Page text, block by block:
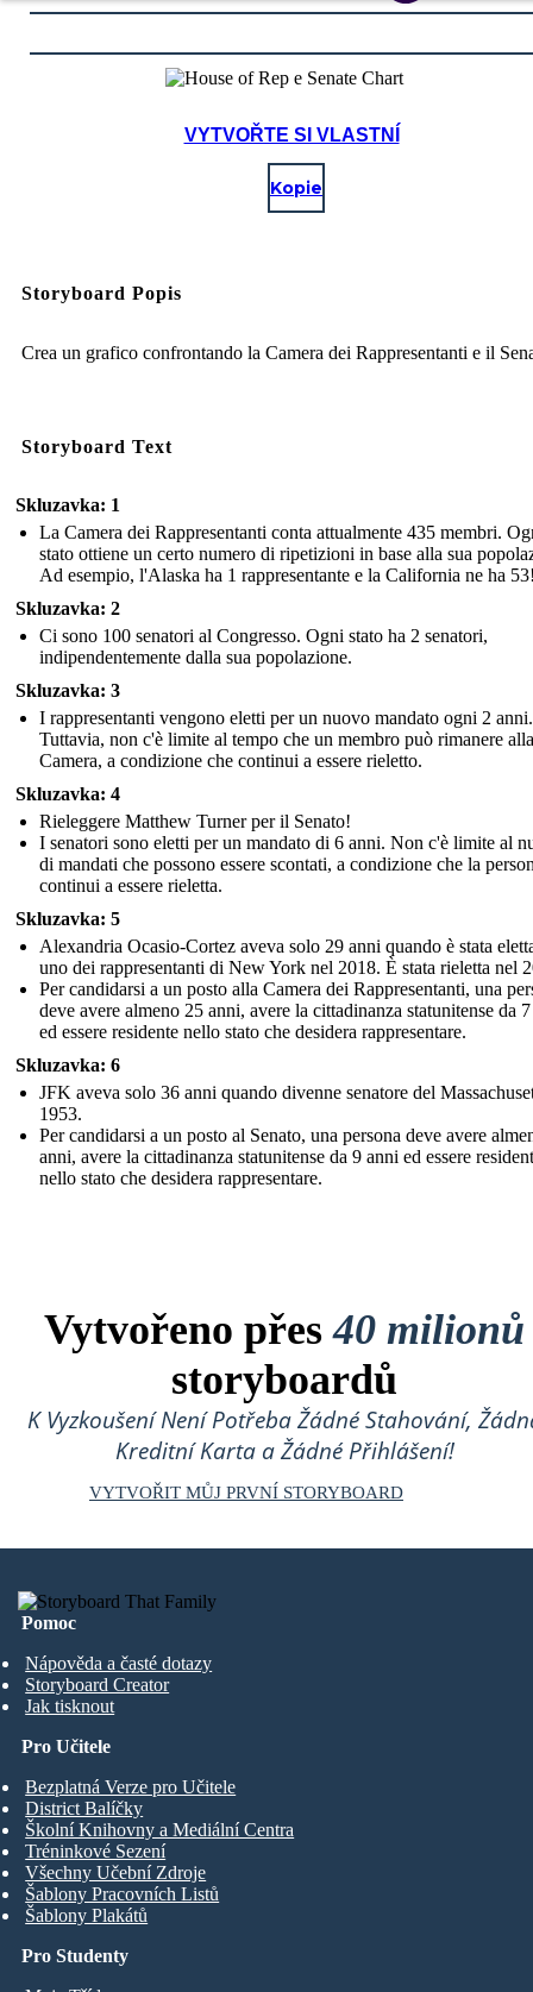
VYTVOŘTE SI VLASTNÍ
Kopie
Storyboard Popis
Crea un grafico confrontando la Camera dei Rappresentanti e il
Storyboard Text
Skluzavka: 1
La Camera dei Rappresentanti conta attualmente 435 membri.
stato ottiene un certo numero di ripetizioni in base alla sua
Ad esempio, l'Alaska ha 1 rappresentante e la California ne ha
Skluzavka: 2
Ci sono 100 senatori al Congresso. Ogni stato ha 2 senatori,
indipendentemente dalla sua popolazione.
Skluzavka: 3
I rappresentanti vengono eletti per un nuovo mandato ogni 2 anni.
Tuttavia, non c'è limite al tempo che un membro può rimanere alla
Camera, a condizione che continui a essere rieletto.
Skluzavka: 4
Rieleggere Matthew Turner per il Senato!
I senatori sono eletti per un mandato di 6 anni. Non c'è limite al
di mandati che possono essere scontati, a condizione che la
continui a essere rieletta.
Skluzavka: 5
Alexandria Ocasio-Cortez aveva solo 29 anni quando è stata
uno dei rappresentanti di New York nel 2018. È stata rieletta nel
Per candidarsi a un posto alla Camera dei Rappresentanti, una
deve avere almeno 25 anni, avere la cittadinanza statunitense da
ed essere residente nello stato che desidera rappresentare.
Skluzavka: 6
JFK aveva solo 36 anni quando divenne senatore del
1953.
Per candidarsi a un posto al Senato, una persona deve avere
anni, avere la cittadinanza statunitense da 9 anni ed essere
nello stato che desidera rappresentare.
Vytvořeno přes40 milionů
storyboardů
K Vyzkoušení Není Potřeba Žádné Stahování,
Kreditní Karta a Žádné Přihlášení!
VYTVOŘIT MŮJ PRVNÍ STORYBOARD
Pomoc
Nápověda a časté dotazy
Storyboard Creator
Jak tisknout
Pro Studenty
Pro Učitele
Bezplatná Verze pro Učitele
District Balíčky
Školní Knihovny a Mediální Centra
Tréninkové Sezení
Všechny Učební Zdroje
Šablony Pracovních Listů
Šablony Plakátů